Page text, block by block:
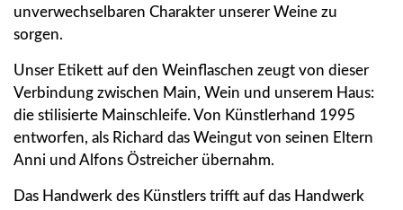
unverwechselbaren Charakter unserer Weine zu
sorgen.
Unser Etikett auf den Weinflaschen zeugt von dieser
Verbindung zwischen Main, Wein und unserem Haus:
die stilisierte Mainschleife. Von Künstlerhand 1995
entworfen, als Richard das Weingut von seinen Eltern
Anni und Alfons Östreicher übernahm.
Das Handwerk des Künstlers trifft auf das Handwerk